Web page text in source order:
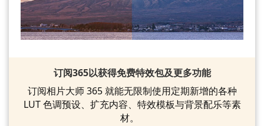
订阅365以获得免费特效包及更多功能
订阅相片大师 365 就能无限制使用定期新增的各种
LUT 色调预设、扩充内容、特效模板与背景配乐等素
材。